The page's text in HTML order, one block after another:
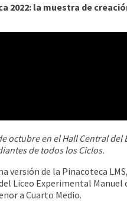
2022: la muestra de
octubre en el Hall Central
de todos los Ciclos.
versión de la Pinacoteca
Liceo Experimental Manuel
a Cuarto Medio.